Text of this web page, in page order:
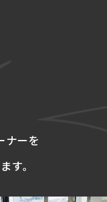
ナーを
す。